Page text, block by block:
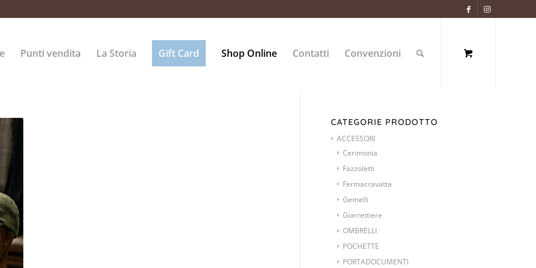
Punti vendita La Storia Gift Card Shop Online Contatti Convenzioni
CATEGORIE PRODOTTO
ACCESSORI
Cerimonia
Fazzoletti
Fermacravatta
Gemelli
Giarrettiere
OMBRELLI
POCHETTE
PORTADOCUMENTI